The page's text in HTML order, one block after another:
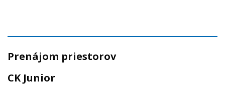
Prenájom priestorov
CK Junior